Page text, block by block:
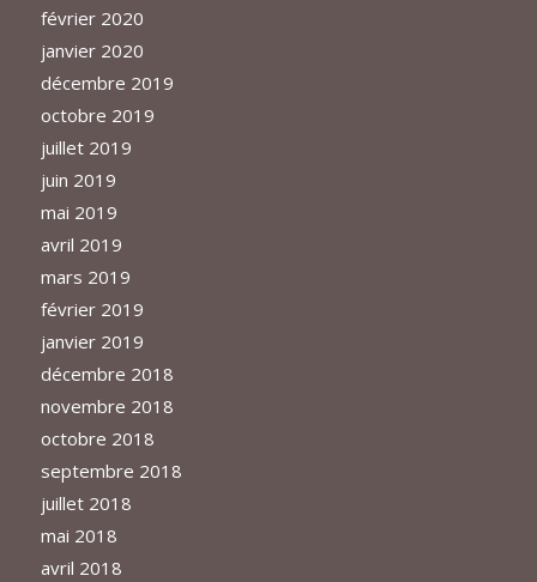
février 2020
janvier 2020
décembre 2019
octobre 2019
juillet 2019
juin 2019
mai 2019
avril 2019
mars 2019
février 2019
janvier 2019
décembre 2018
novembre 2018
octobre 2018
septembre 2018
juillet 2018
mai 2018
avril 2018